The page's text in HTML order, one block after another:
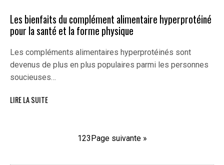
Les bienfaits du complément alimentaire hyperprotéiné
pour la santé et la forme physique
Les compléments alimentaires hyperprotéinés sont
devenus de plus en plus populaires parmi les personnes
soucieuses…
LIRE LA SUITE
123Page suivante »